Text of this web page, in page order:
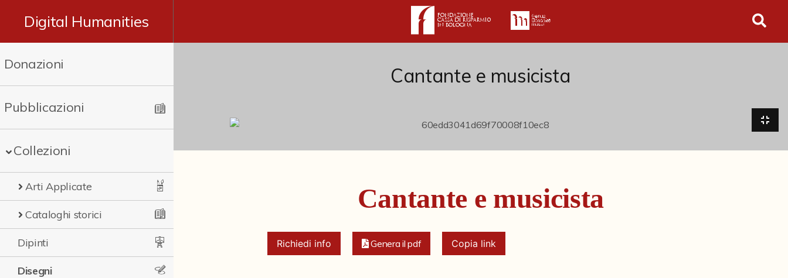
Digital Humanities
Donazioni
Pubblicazioni
Collezioni
Arti Applicate
Cataloghi storici
Dipinti
Disegni
Cantante e musicista
Cantante e musicista
Richiedi info Genera il pdf Copia link